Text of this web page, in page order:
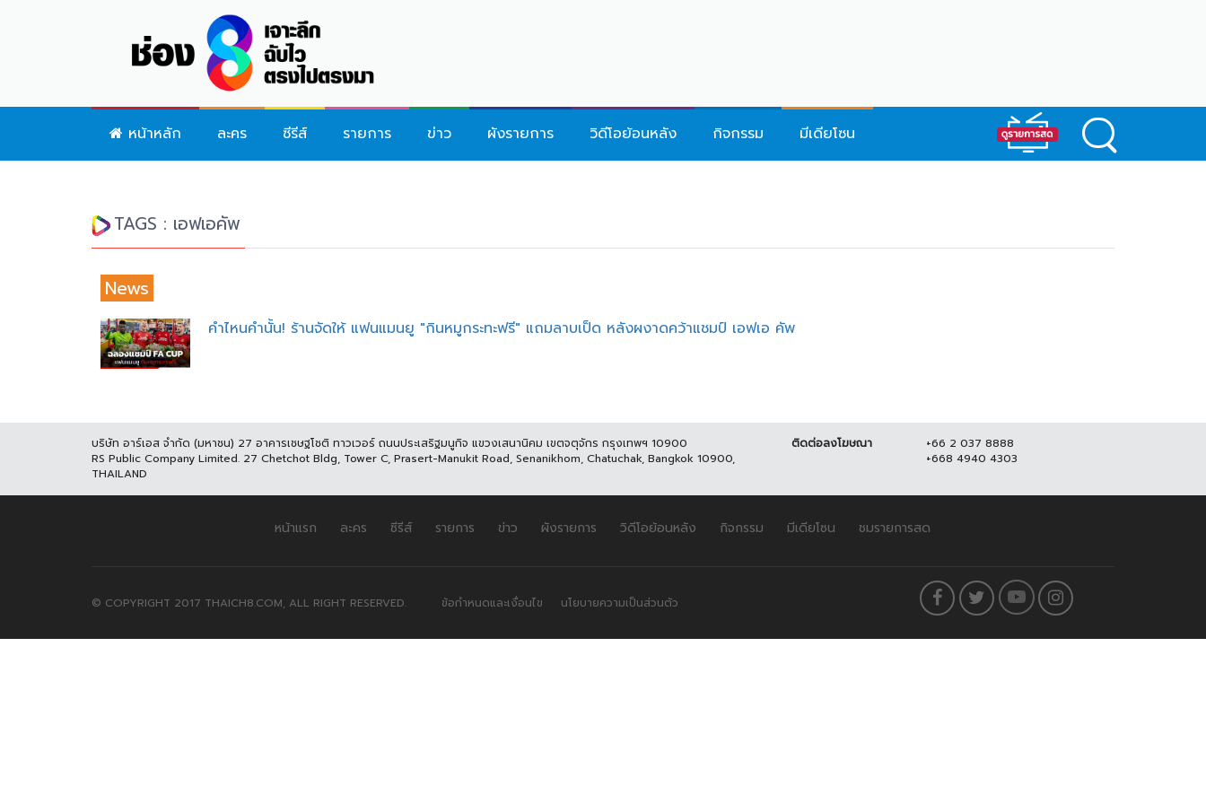
หน้าหลัก ละคร ซีรีส์ รายการ ข่าว ผังรายการ วิดีโอย้อนหลัง กิจกรรม มีเดียโซน
TAGS : เอฟเอคัพ
News
คำไหนคำนั้น! ร้านจัดให้ แฟนแมนยู "กินหมูกระทะฟรี" แถมลาบเป็ด หลังผงาดคว้าแชมป์ เอฟเอ คัพ
บริษัท อาร์เอส จำกัด (มหาชน) 27 อาคารเชษฐโชติ ทาวเวอร์ ถนนประเสริฐมนูกิจ แขวงเสนานิคม เขตจตุจักร กรุงเทพฯ 10900
RS Public Company Limited. 27 Chetchot Bldg, Tower C, Prasert-Manukit Road, Senanikhom, Chatuchak, Bangkok 10900,
THAILAND
ติดต่อลงโฆษณา
+66 2 037 8888
+668 4940 4303
หน้าแรก ละคร ซีรีส์ รายการ ข่าว ผังรายการ วิดีโอย้อนหลัง กิจกรรม มีเดียโซน ชมรายการสด
© COPYRIGHT 2017 THAICH8.COM, ALL RIGHT RESERVED. ข้อกำหนดและเงื่อนไข นโยบายความเป็นส่วนตัว